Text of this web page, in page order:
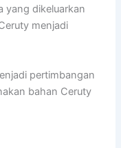
yang dikeluarkan
menjadi
pertimbangan
bahan Ceruty